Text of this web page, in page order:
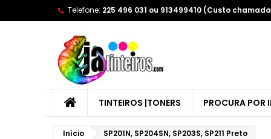
Telefone: 225 496 031 ou 913499410 (Custo
TINTEIROS |TONERS PROCURA POR
Início SP201N, SP204SN, SP203S, SP211 Preto